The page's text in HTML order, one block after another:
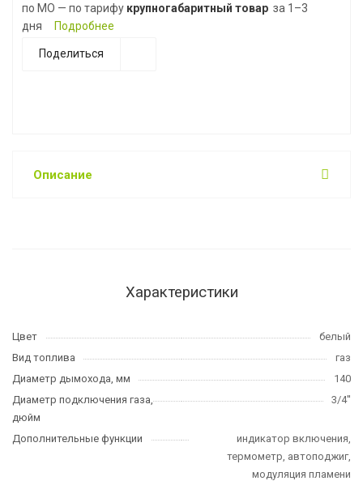
по МО — по тарифу крупногабаритный товар за 1–3
дня
Подробнее
Поделиться
Описание
Характеристики
Цвет
белый
Вид топлива
газ
Диаметр дымохода, мм
140
Диаметр подключения газа,
дюйм
3/4''
Дополнительные функции
индикатор включения,
термометр, автоподжиг,
модуляция пламени